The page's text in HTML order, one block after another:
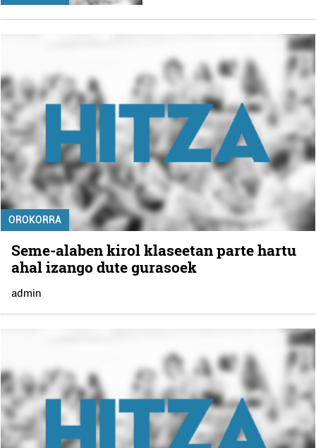
OROKORRA
Seme-alaben kirol klaseetan parte hartu
ahal izango dute gurasoek
admin